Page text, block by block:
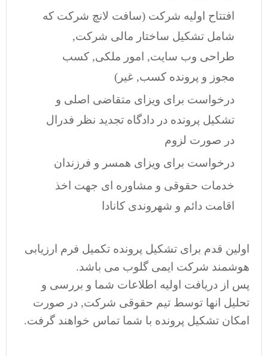
افتتاح اولیه شرکت (سافت لانچ شرکت که
شامل تشکیل ساختار مالی شرکت,
طراحی وب سایت, امور ملکی, کسب
مجوز و پرونده کسب, غیر)
درخواست برای ویزای متقاضی اصلی و
تشکیل پرونده در دادگاه تجدید نظر فدرال
در صورت لزوم
درخواست برای ویزای همسر و فرزندان
خدمات حقوقی و مشاوره ای جهت اخذ
اقامت دائم و شهروندی کانادا
اولین قدم برای تشکیل پرونده تکمیل فرم ارزیابی
هوشمند شرکت ایمی گلوب می باشد.
پس از دریافت اولیه اطلاعات شما و بررسی و
تحلیل انها توسط تیم حقوقی شرکت, در صورت
امکان تشکیل پرونده با شما تماس خواهند گرفت.